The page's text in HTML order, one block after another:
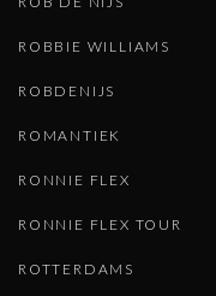
ROBBIE WILLIAMS
ROBDENIJS
ROMANTIEK
RONNIE FLEX
RONNIE FLEX TOUR
ROTTERDAMS